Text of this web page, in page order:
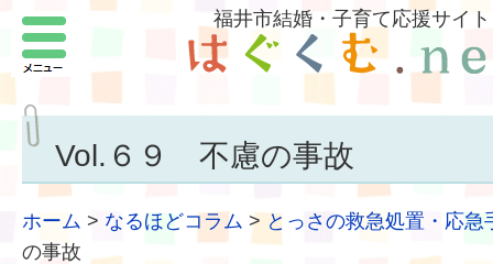
福井市結婚・子育て応援サイト
Vol.６９ 不慮の事故
ホーム > なるほどコラム > とっさの救急処置・応急
の事故
メニュー
結婚したい
子どもがほしい